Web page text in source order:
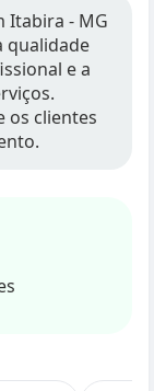
Itabira - MG
qualidade
e a
os clientes